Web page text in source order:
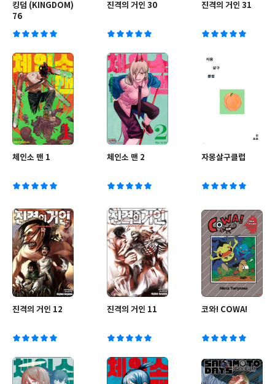
킹덤 (KINGDOM)
76
진격의 거인 30 진격의 거인 31
체인소 맨 1 체인소 맨 2 자몽살구클럽
진격의 거인 12 진격의 거인 11 코와! COWA!